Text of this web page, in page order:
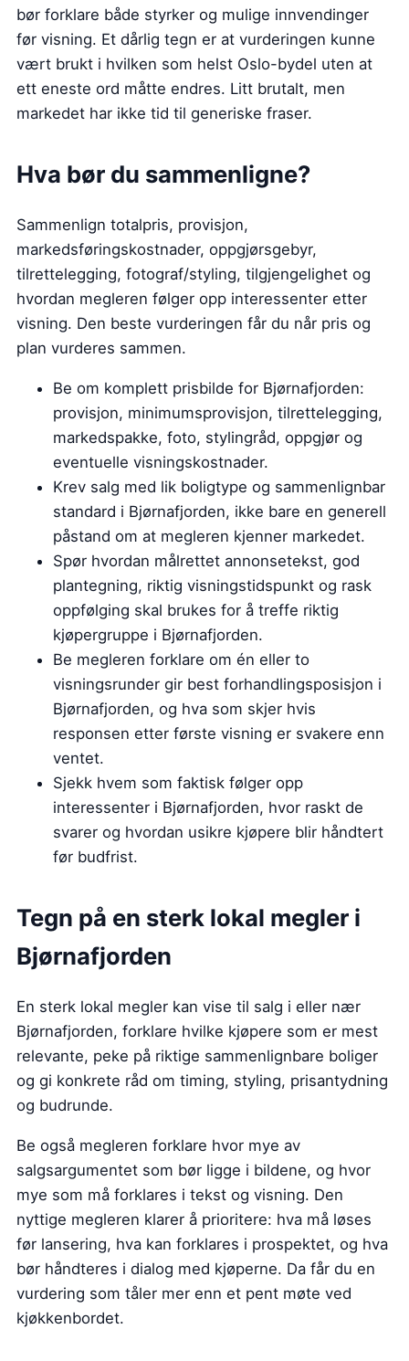
bør forklare både styrker og mulige innvendinger
før visning. Et dårlig tegn er at vurderingen kunne
vært brukt i hvilken som helst Oslo-bydel uten at
ett eneste ord måtte endres. Litt brutalt, men
markedet har ikke tid til generiske fraser.
Hva bør du sammenligne?
Sammenlign totalpris, provisjon,
markedsføringskostnader, oppgjørsgebyr,
tilrettelegging, fotograf/styling, tilgjengelighet og
hvordan megleren følger opp interessenter etter
visning. Den beste vurderingen får du når pris og
plan vurderes sammen.
Be om komplett prisbilde for Bjørnafjorden:
provisjon, minimumsprovisjon, tilrettelegging,
markedspakke, foto, stylingråd, oppgjør og
eventuelle visningskostnader.
Krev salg med lik boligtype og sammenlignbar
standard i Bjørnafjorden, ikke bare en generell
påstand om at megleren kjenner markedet.
Spør hvordan målrettet annonsetekst, god
plantegning, riktig visningstidspunkt og rask
oppfølging skal brukes for å treffe riktig
kjøpergruppe i Bjørnafjorden.
Be megleren forklare om én eller to
visningsrunder gir best forhandlingsposisjon i
Bjørnafjorden, og hva som skjer hvis
responsen etter første visning er svakere enn
ventet.
Sjekk hvem som faktisk følger opp
interessenter i Bjørnafjorden, hvor raskt de
svarer og hvordan usikre kjøpere blir håndtert
før budfrist.
Tegn på en sterk lokal megler i
Bjørnafjorden
En sterk lokal megler kan vise til salg i eller nær
Bjørnafjorden, forklare hvilke kjøpere som er mest
relevante, peke på riktige sammenlignbare boliger
og gi konkrete råd om timing, styling, prisantydning
og budrunde.
Be også megleren forklare hvor mye av
salgsargumentet som bør ligge i bildene, og hvor
mye som må forklares i tekst og visning. Den
nyttige megleren klarer å prioritere: hva må løses
før lansering, hva kan forklares i prospektet, og hva
bør håndteres i dialog med kjøperne. Da får du en
vurdering som tåler mer enn et pent møte ved
kjøkkenbordet.